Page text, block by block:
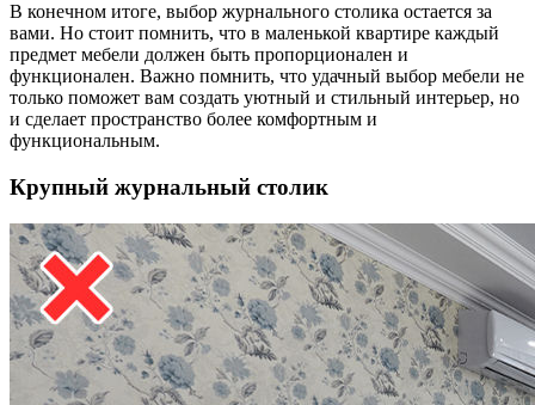
В конечном итоге, выбор журнального столика остается за
вами. Но стоит помнить, что в маленькой квартире каждый
предмет мебели должен быть пропорционален и
функционален. Важно помнить, что удачный выбор мебели не
только поможет вам создать уютный и стильный интерьер, но
и сделает пространство более комфортным и
функциональным.
Крупный журнальный столик